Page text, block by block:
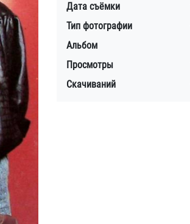
Дата съёмки
Тип фотографии
Альбом
Просмотры
Скачиваний